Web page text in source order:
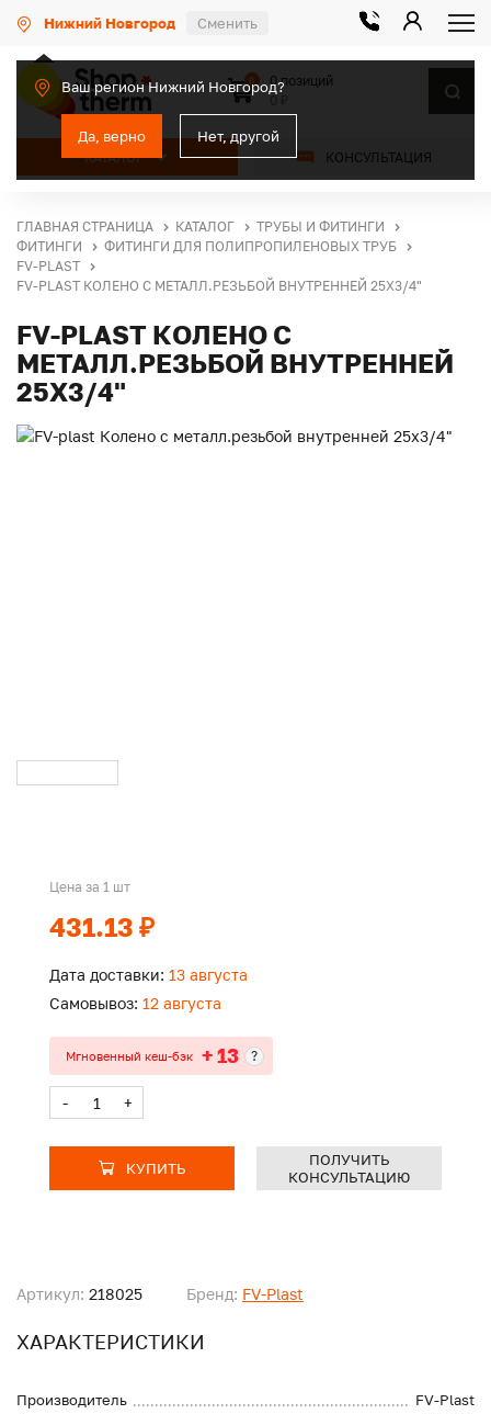
Нижний Новгород Сменить
Ваш регион Нижний Новгород?
Да, верно Нет, другой
КАТАЛОГ КОНСУЛЬТАЦИЯ
0
0 позиций
ГЛАВНАЯ СТРАНИЦА КАТАЛОГ
ТРУБЫ И ФИТИНГИ
ФИТИНГИ
ФИТИНГИ ДЛЯ ПОЛИПРОПИЛЕНОВЫХ ТРУБ
FV-PLAST
FV-PLAST КОЛЕНО С МЕТАЛЛ.РЕЗЬБОЙ ВНУТРЕННЕЙ 25X3/4"
FV-PLAST КОЛЕНО С
МЕТАЛЛ.РЕЗЬБОЙ ВНУТРЕННЕЙ
25X3/4"
Артикул: 218025 Бренд: FV-Plast
ХАРАКТЕРИСТИКИ
Производитель
FV-Plast
Цена за 1 шт
431.13 ₽
Дата доставки: 13 августа
Самовывоз: 12 августа
Мгновенный кеш-бэк + 13 ?
- +
КУПИТЬ
ПОЛУЧИТЬ
КОНСУЛЬТАЦИЮ